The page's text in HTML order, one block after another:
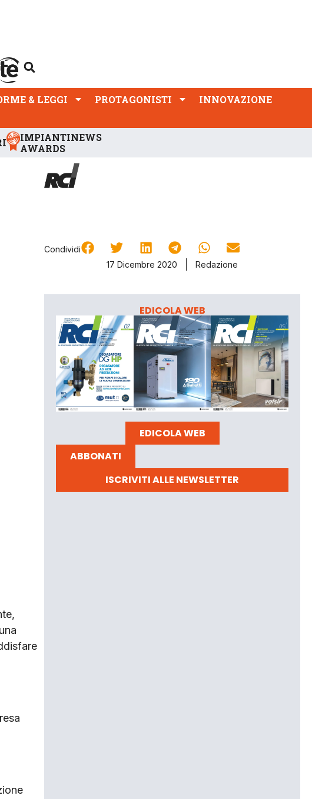
& LEGGI PROTAGONISTI
INNOVAZIONE
IMPIANTINEWS
AWARDS
Condividi
17 Dicembre 2020
Redazione
EDICOLA WEB
EDICOLA WEB
ABBONATI
ISCRIVITI ALLE NEWSLETTER